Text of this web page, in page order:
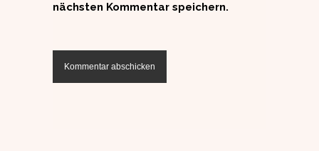
nächsten Kommentar speichern.